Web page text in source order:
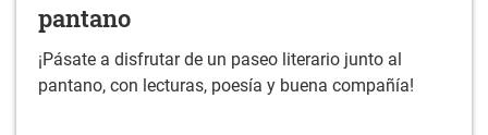
pantano
¡Pásate a disfrutar de un paseo literario junto al
pantano, con lecturas, poesía y buena compañía!